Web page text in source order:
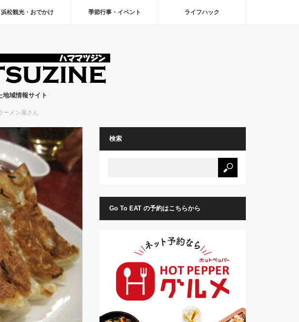
浜松観光・おでかけ 季節行事・イベント ライフハック
地域情報サイト
ーメン屋さん
検索
Go To EAT の予約はこちらから